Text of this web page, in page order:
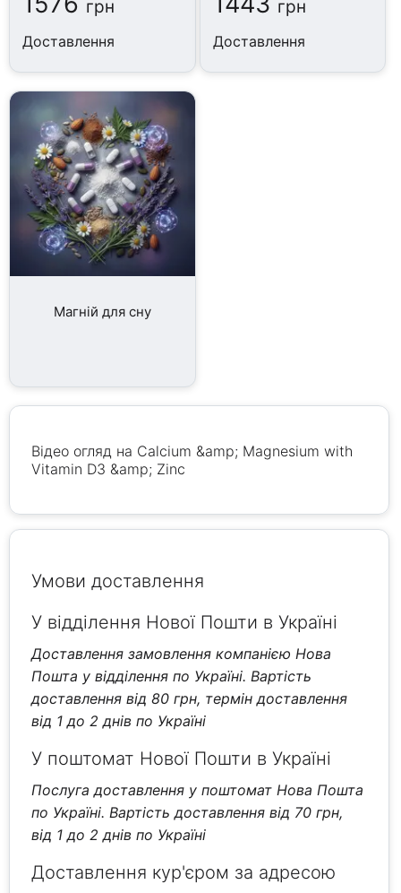
грн
Доставлення
грн
Доставлення
Магній для сну
Відео огляд на Calcium &amp; Magnesium with
Vitamin D3 &amp; Zinc
Умови доставлення
У відділення Нової Пошти в Україні
Доставлення замовлення компанією Нова
Пошта у відділення по Україні. Вартість
доставлення від 80 грн, термін доставлення
від 1 до 2 днів по Україні
У поштомат Нової Пошти в Україні
Послуга доставлення у поштомат Нова Пошта
по Україні. Вартість доставлення від 70 грн,
від 1 до 2 днів по Україні
Доставлення кур'єром за адресою